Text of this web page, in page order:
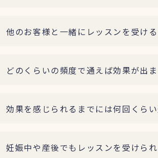
他のお客様と一緒にレッスンを受け
どのくらいの頻度で通えば効果が出ま
効果を感じられるまでには何回くら
妊娠中や産後でもレッスンを受けられ